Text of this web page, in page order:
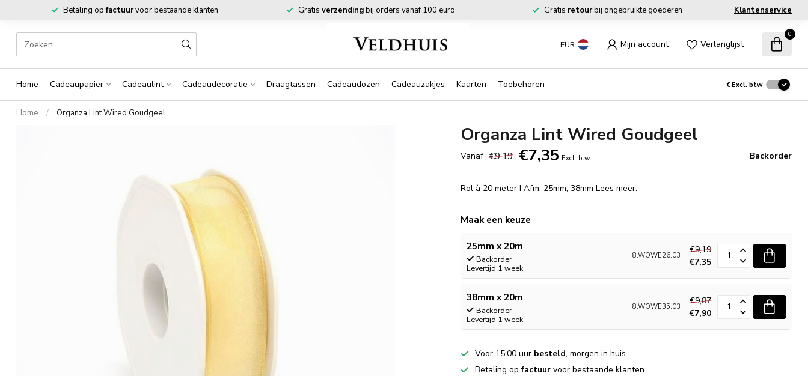
Betaling opfactuurvoor bestaande klanten Gratis verzendingbij orders vanaf 100 euro Gratis retourbij ongebruikte goederen Klantenservice
EUR Mijn account Verlanglijst
0
Home Cadeaupapier Cadeaulint Cadeaudecoratie Draagtassen Cadeaudozen Cadeauzakjes Kaarten Toebehoren €Excl. btw
Home / Organza Lint Wired Goudgeel
Organza Lint Wired Goudgeel
Vanaf €9,19 €7,35 Excl. btw Backorder
Rol à 20 meter I Afm. 25mm, 38mmLees meer.
Maak een keuze
25mm x 20m
Backorder
Levertijd 1 week
8.WOWE26.03
€9,19
€7,35
38mm x 20m
Backorder
Levertijd 1 week
8.WOWE35.03
€9,87
€7,90
Voor 15:00 uur besteld, morgen in huis
Betaling opfactuur voor bestaande klanten